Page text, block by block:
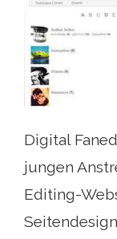
Digital
jungen
Editing-